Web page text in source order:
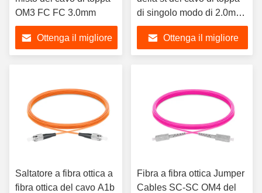
OM3 FC FC 3.0mm
Ottenga il migliore
di singolo modo di 2.0mm
0.3dB
Ottenga il migliore
Saltatore a fibra ottica a
fibra ottica del cavo A1b
Fibra a fibra ottica Jumper
Cables SC-SC OM4 del